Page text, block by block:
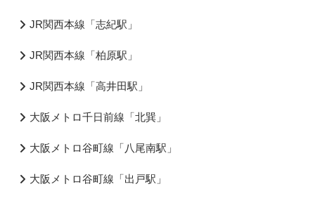
JR関西本線「志紀駅」
JR関西本線「柏原駅」
JR関西本線「高井田駅」
大阪メトロ千日前線「北巽」
大阪メトロ谷町線「八尾南駅」
大阪メトロ谷町線「出戸駅」